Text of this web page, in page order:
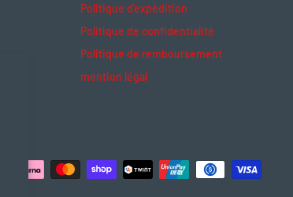
Politique d'expédition
Politique de confidentialité
Politique de remboursement
mention légal